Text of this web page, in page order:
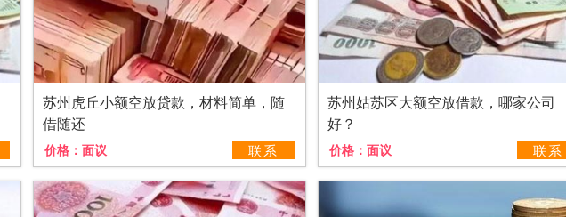
苏州虎丘小额空放贷款，材料简单，随
借随还
价格： 面议 联系
苏州姑苏区大额空放借款，哪家公司
好？
价格： 面议 联系